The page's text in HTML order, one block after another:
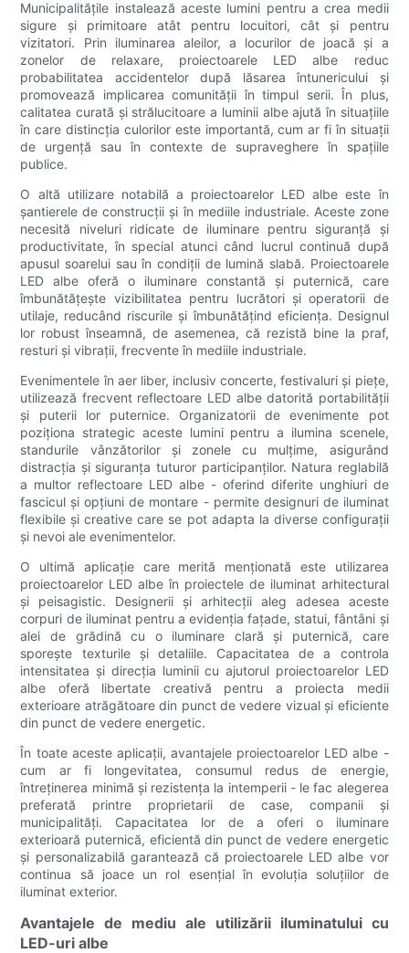
Municipalitățile instalează aceste lumini pentru a crea medii
sigure și primitoare atât pentru locuitori, cât și pentru
vizitatori. Prin iluminarea aleilor, a locurilor de joacă și a
zonelor de relaxare, proiectoarele LED albe reduc
probabilitatea accidentelor după lăsarea întunericului și
promovează implicarea comunității în timpul serii. În plus,
calitatea curată și strălucitoare a luminii albe ajută în situațiile
în care distincția culorilor este importantă, cum ar fi în situații
de urgență sau în contexte de supraveghere în spațiile
publice.
O altă utilizare notabilă a proiectoarelor LED albe este în
șantierele de construcții și în mediile industriale. Aceste zone
necesită niveluri ridicate de iluminare pentru siguranță și
productivitate, în special atunci când lucrul continuă după
apusul soarelui sau în condiții de lumină slabă. Proiectoarele
LED albe oferă o iluminare constantă și puternică, care
îmbunătățește vizibilitatea pentru lucrători și operatorii de
utilaje, reducând riscurile și îmbunătățind eficiența. Designul
lor robust înseamnă, de asemenea, că rezistă bine la praf,
resturi și vibrații, frecvente în mediile industriale.
Evenimentele în aer liber, inclusiv concerte, festivaluri și piețe,
utilizează frecvent reflectoare LED albe datorită portabilității
și puterii lor puternice. Organizatorii de evenimente pot
poziționa strategic aceste lumini pentru a ilumina scenele,
standurile vânzătorilor și zonele cu mulțime, asigurând
distracția și siguranța tuturor participanților. Natura reglabilă
a multor reflectoare LED albe - oferind diferite unghiuri de
fascicul și opțiuni de montare - permite designuri de iluminat
flexibile și creative care se pot adapta la diverse configurații
și nevoi ale evenimentelor.
O ultimă aplicație care merită menționată este utilizarea
proiectoarelor LED albe în proiectele de iluminat arhitectural
și peisagistic. Designerii și arhitecții aleg adesea aceste
corpuri de iluminat pentru a evidenția fațade, statui, fântâni și
alei de grădină cu o iluminare clară și puternică, care
sporește texturile și detaliile. Capacitatea de a controla
intensitatea și direcția luminii cu ajutorul proiectoarelor LED
albe oferă libertate creativă pentru a proiecta medii
exterioare atrăgătoare din punct de vedere vizual și eficiente
din punct de vedere energetic.
În toate aceste aplicații, avantajele proiectoarelor LED albe -
cum ar fi longevitatea, consumul redus de energie,
întreținerea minimă și rezistența la intemperii - le fac alegerea
preferată printre proprietarii de case, companii și
municipalități. Capacitatea lor de a oferi o iluminare
exterioară puternică, eficientă din punct de vedere energetic
și personalizabilă garantează că proiectoarele LED albe vor
continua să joace un rol esențial în evoluția soluțiilor de
iluminat exterior.
Avantajele de mediu ale utilizării iluminatului cu
LED-uri albe